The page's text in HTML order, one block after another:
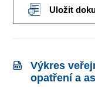
Uložit
Výkres
opatření a